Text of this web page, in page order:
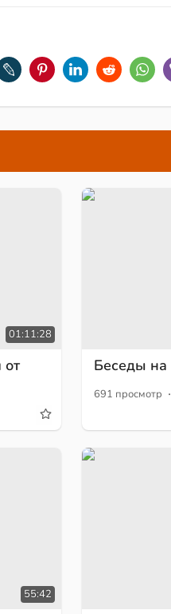
01:11:28
от
Беседы на
691 просмотр ·
55:42